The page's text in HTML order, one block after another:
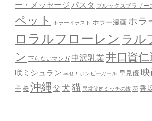
ー・メッセージ パスタ ブルックスブラザー
ペット ホラーイラスト ホラー漫画 ホラ
ロラルフローレン ラル
ン 下らないマンガ 中沢乳業 井口資仁
咲ミシュラン 幸せ！ボンビーガール 早見優
子 桜 沖縄 父 犬 猫 異常筋肉ミッチの旅 花 香